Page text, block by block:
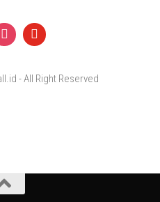
- All Right Reserved